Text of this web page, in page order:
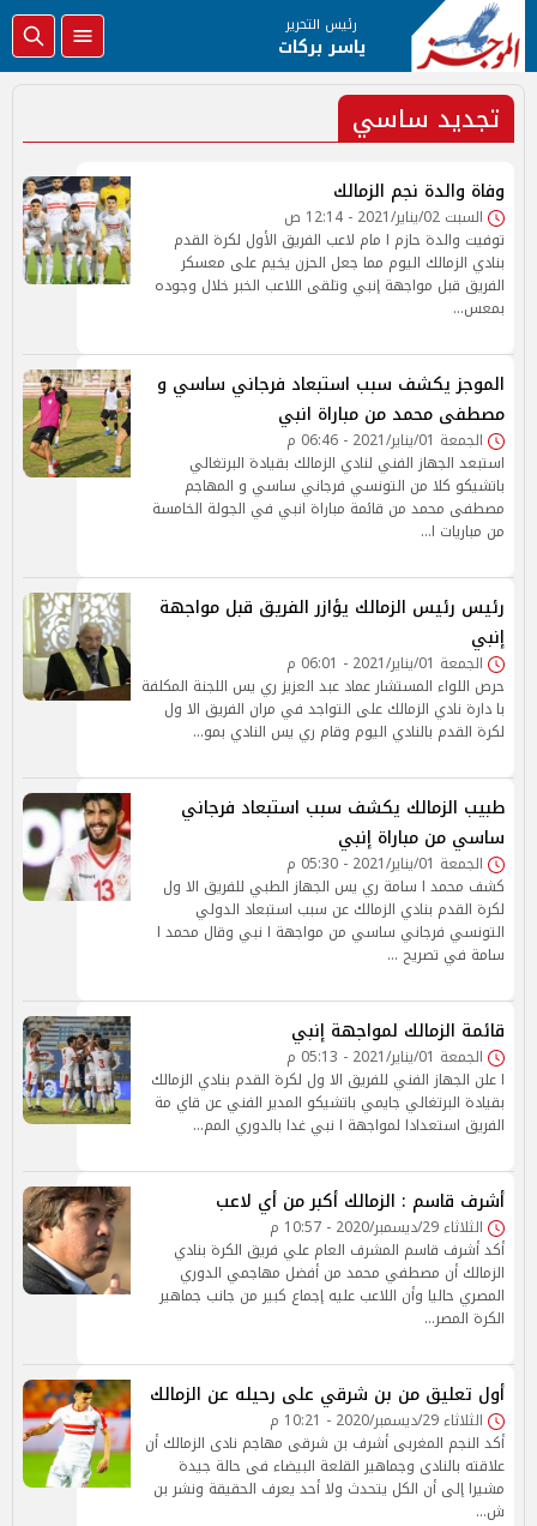
رئيس التحرير
ياسر بركات
تجديد ساسي
السبت 02/يناير/2021 - 12:14 ص
توفيت والدة حازم ا مام لاعب الفريق الأول لكرة القدم
بنادي الزمالك اليوم مما جعل الحزن يخيم على معسكر
الفريق قبل مواجهة إنبي وتلقى اللاعب الخبر خلال وجوده
بمعس…
الموجز يكشف سبب استبعاد فرجاني ساسي و
مصطفى محمد من مباراة انبي
الجمعة 01/يناير/2021 - 06:46 م
استبعد الجهاز الفني لنادي الزمالك بقيادة البرتغالي
باتشيكو كلا من التونسي فرجاني ساسي و المهاجم
مصطفى محمد من قائمة مباراة انبي في الجولة الخامسة
من مباريات ا…
رئيس رئيس الزمالك يؤازر الفريق قبل مواجهة
إنبي
الجمعة 01/يناير/2021 - 06:01 م
حرص اللواء المستشار عماد عبد العزيز ري يس اللجنة المكلفة
با دارة نادي الزمالك على التواجد في مران الفريق الا ول
لكرة القدم بالنادي اليوم وقام ري يس النادي بمو…
طبيب الزمالك يكشف سبب استبعاد فرجاني
ساسي من مباراة إنبي
الجمعة 01/يناير/2021 - 05:30 م
كشف محمد ا سامة ري يس الجهاز الطبي للفريق الا ول
لكرة القدم بنادي الزمالك عن سبب استبعاد الدولي
التونسي فرجاني ساسي من مواجهة ا نبي وقال محمد ا
سامة في تصريح …
قائمة الزمالك لمواجهة إنبي
الجمعة 01/يناير/2021 - 05:13 م
ا علن الجهاز الفني للفريق الا ول لكرة القدم بنادي الزمالك
بقيادة البرتغالي جايمي باتشيكو المدير الفني عن قاي مة
الفريق استعدادا لمواجهة ا نبي غدا بالدوري المم…
أشرف قاسم : الزمالك أكبر من أي لاعب
الثلاثاء 29/ديسمبر/2020 - 10:57 م
أكد أشرف قاسم المشرف العام علي فريق الكرة بنادي
الزمالك أن مصطفي محمد من أفضل مهاجمي الدوري
المصري حاليا وأن اللاعب عليه إجماع كبير من جانب جماهير
الكرة المصر…
أول تعليق من بن شرقي على رحيله عن الزمالك
الثلاثاء 29/ديسمبر/2020 - 10:21 م
أكد النجم المغربى أشرف بن شرقى مهاجم نادى الزمالك أن
علاقته بالنادى وجماهير القلعة البيضاء فى حالة جيدة
مشيرا إلى أن الكل يتحدث ولا أحد يعرف الحقيقة ونشر بن
ش…